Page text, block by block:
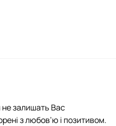
залишать Вас
з любов’ю і позитивом.